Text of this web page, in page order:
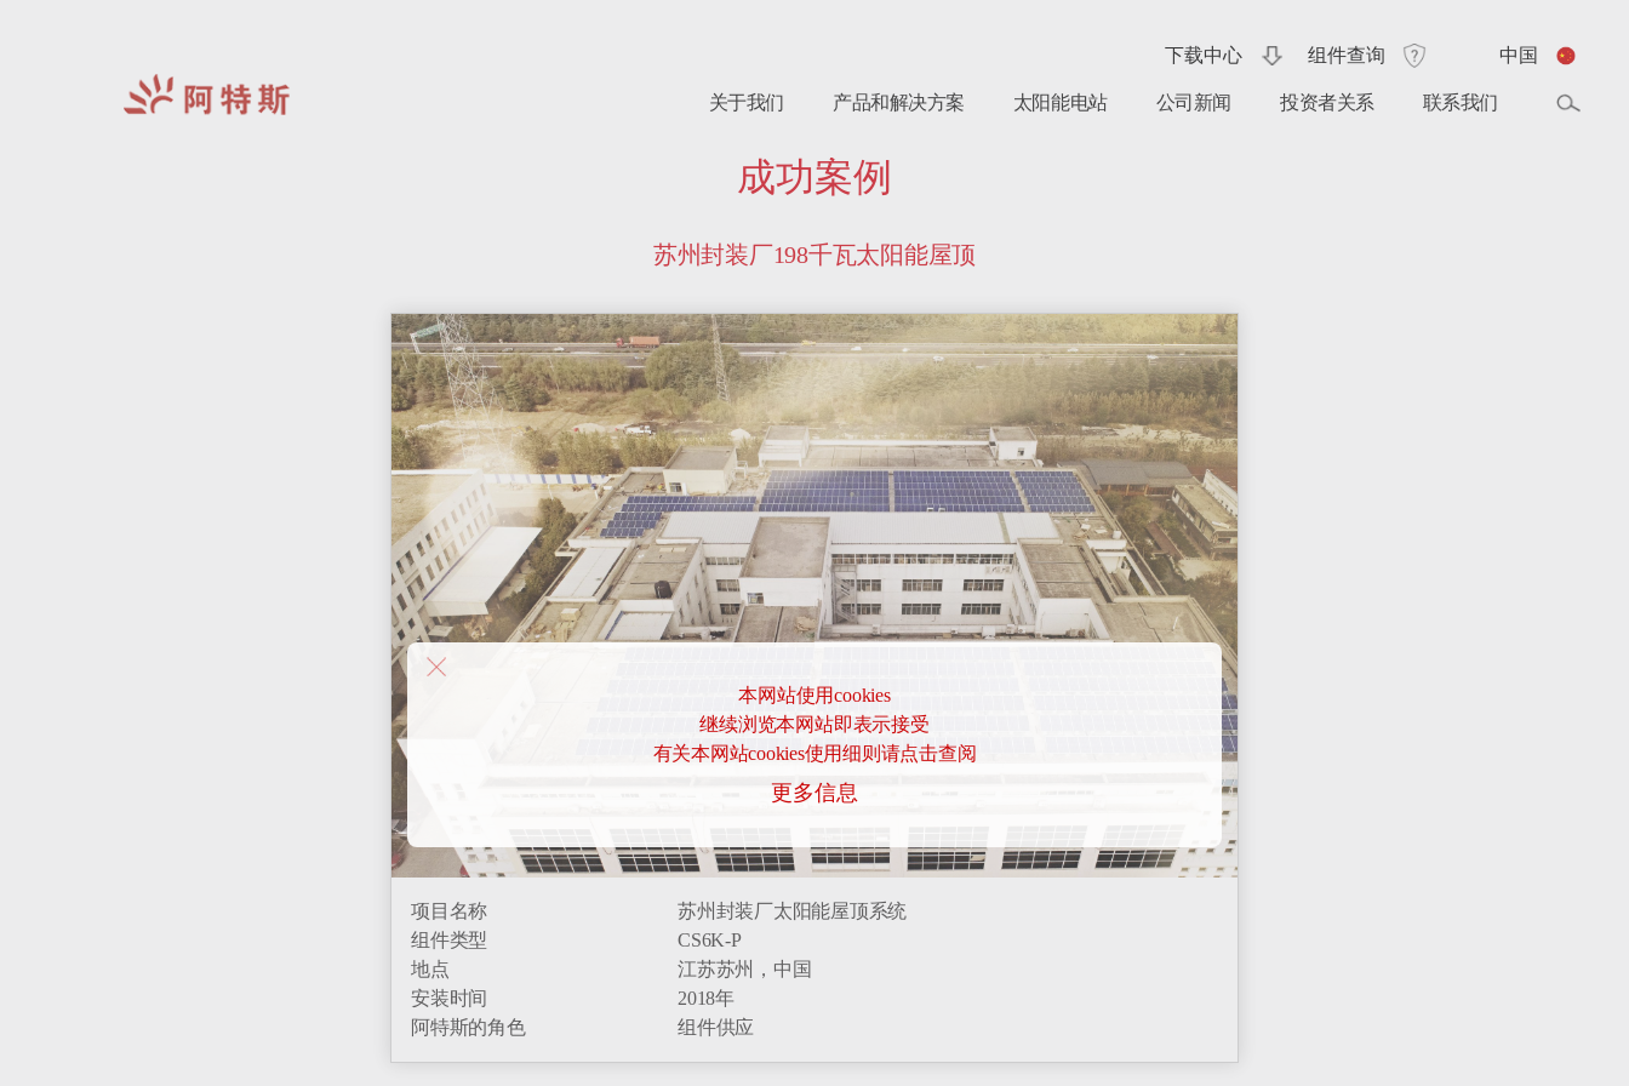
本网站使用cookies
继续浏览本网站即表示接受
有关本网站cookies使用细则请点击查阅
更多信息
关于我们 产品和解决方案 太阳能电站 公司新闻 投资者关系 联系我们
中国
组件查询
下载中心
成功案例
苏州封装厂198千瓦太阳能屋顶
项目名称
苏州封装厂太阳能屋顶系统
组件类型
CS6K-P
地点
江苏苏州，中国
安装时间
2018年
阿特斯的角色
组件供应